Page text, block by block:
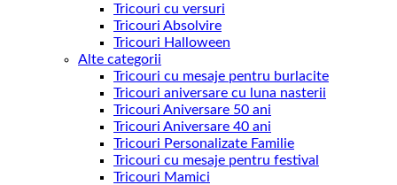
Tricouri cu versuri
Tricouri Absolvire
Tricouri Halloween
Alte categorii
Tricouri cu mesaje pentru burlacite
Tricouri aniversare cu luna nasterii
Tricouri Aniversare 50 ani
Tricouri Aniversare 40 ani
Tricouri Personalizate Familie
Tricouri cu mesaje pentru festival
Tricouri Mamici